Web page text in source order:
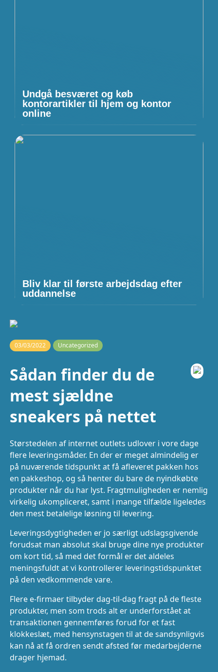
Undgå besværet og køb
kontorartikler til hjem og kontor
online
Bliv klar til første arbejdsdag efter
uddannelse
03/03/2022 Uncategorized
Sådan finder du de
mest sjældne
sneakers på nettet
Størstedelen af internet outlets udlover i vore dage
flere leveringsmåder. En der er meget almindelig er
på nuværende tidspunkt at få afleveret pakken hos
en pakkeshop, og så henter du bare de nyindkøbte
produkter når du har lyst. Fragtmuligheden er nemlig
virkelig ukompliceret, samt i mange tilfælde ligeledes
den mest betalelige løsning til levering.
Leveringsdygtigheden er jo særligt udslagsgivende
forudsat man absolut skal bruge dine nye produkter
om kort tid, så med det formål er det aldeles
meningsfuldt at vi kontrollerer leveringstidspunktet
på den vedkommende vare.
Flere e-firmaer tilbyder dag-til-dag fragt på de fleste
produkter, men som trods alt er underforstået at
transaktionen gennemføres forud for et fast
klokkeslæt, med hensynstagen til at de sandsynligvis
kan nå at få ordren sendt afsted før medarbejderne
drager hjemad.